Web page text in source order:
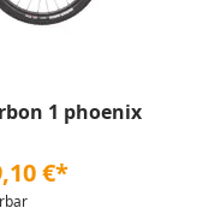
1 phoenix
€*